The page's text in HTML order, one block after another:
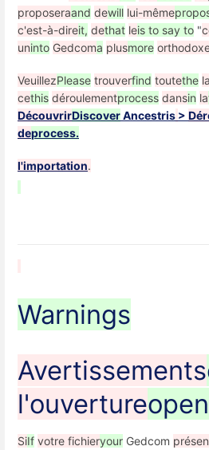
proposeraand dewill lui-même
c'est-à-direit, dethat leis to say to "
uninto Gedcoma plusmore
VeuillezPlease trouverfind toutethe la
cethis déroulementprocess dansin la
DécouvrirDiscoverAncestris >
deprocess.
l'importation.
Warnings
Avertissements
l'ouverture
SiIf votre fichieryour Gedcom